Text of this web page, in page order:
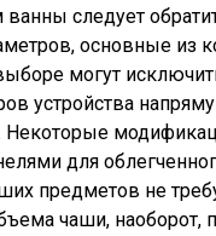
следует
основные из
могут
устройства
Некоторые
для
предметов не
чаши,